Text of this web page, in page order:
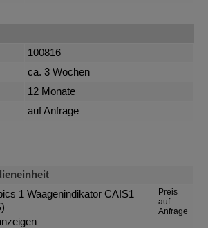
100816
ca. 3 Wochen
12 Monate
auf Anfrage
1 Waagenindikator CAIS1
Preis
auf
Anfrage